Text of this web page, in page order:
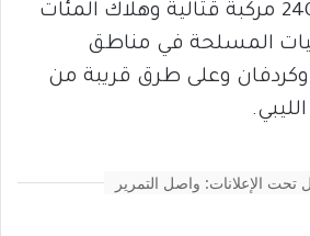
عن تدمير أكثر من 240 مركبة قتالية وهلاك المئات
المسلحة في مناطق
وكردفان وعلى طرق قريبة من
تحت الإعلانات: واصل التمرير